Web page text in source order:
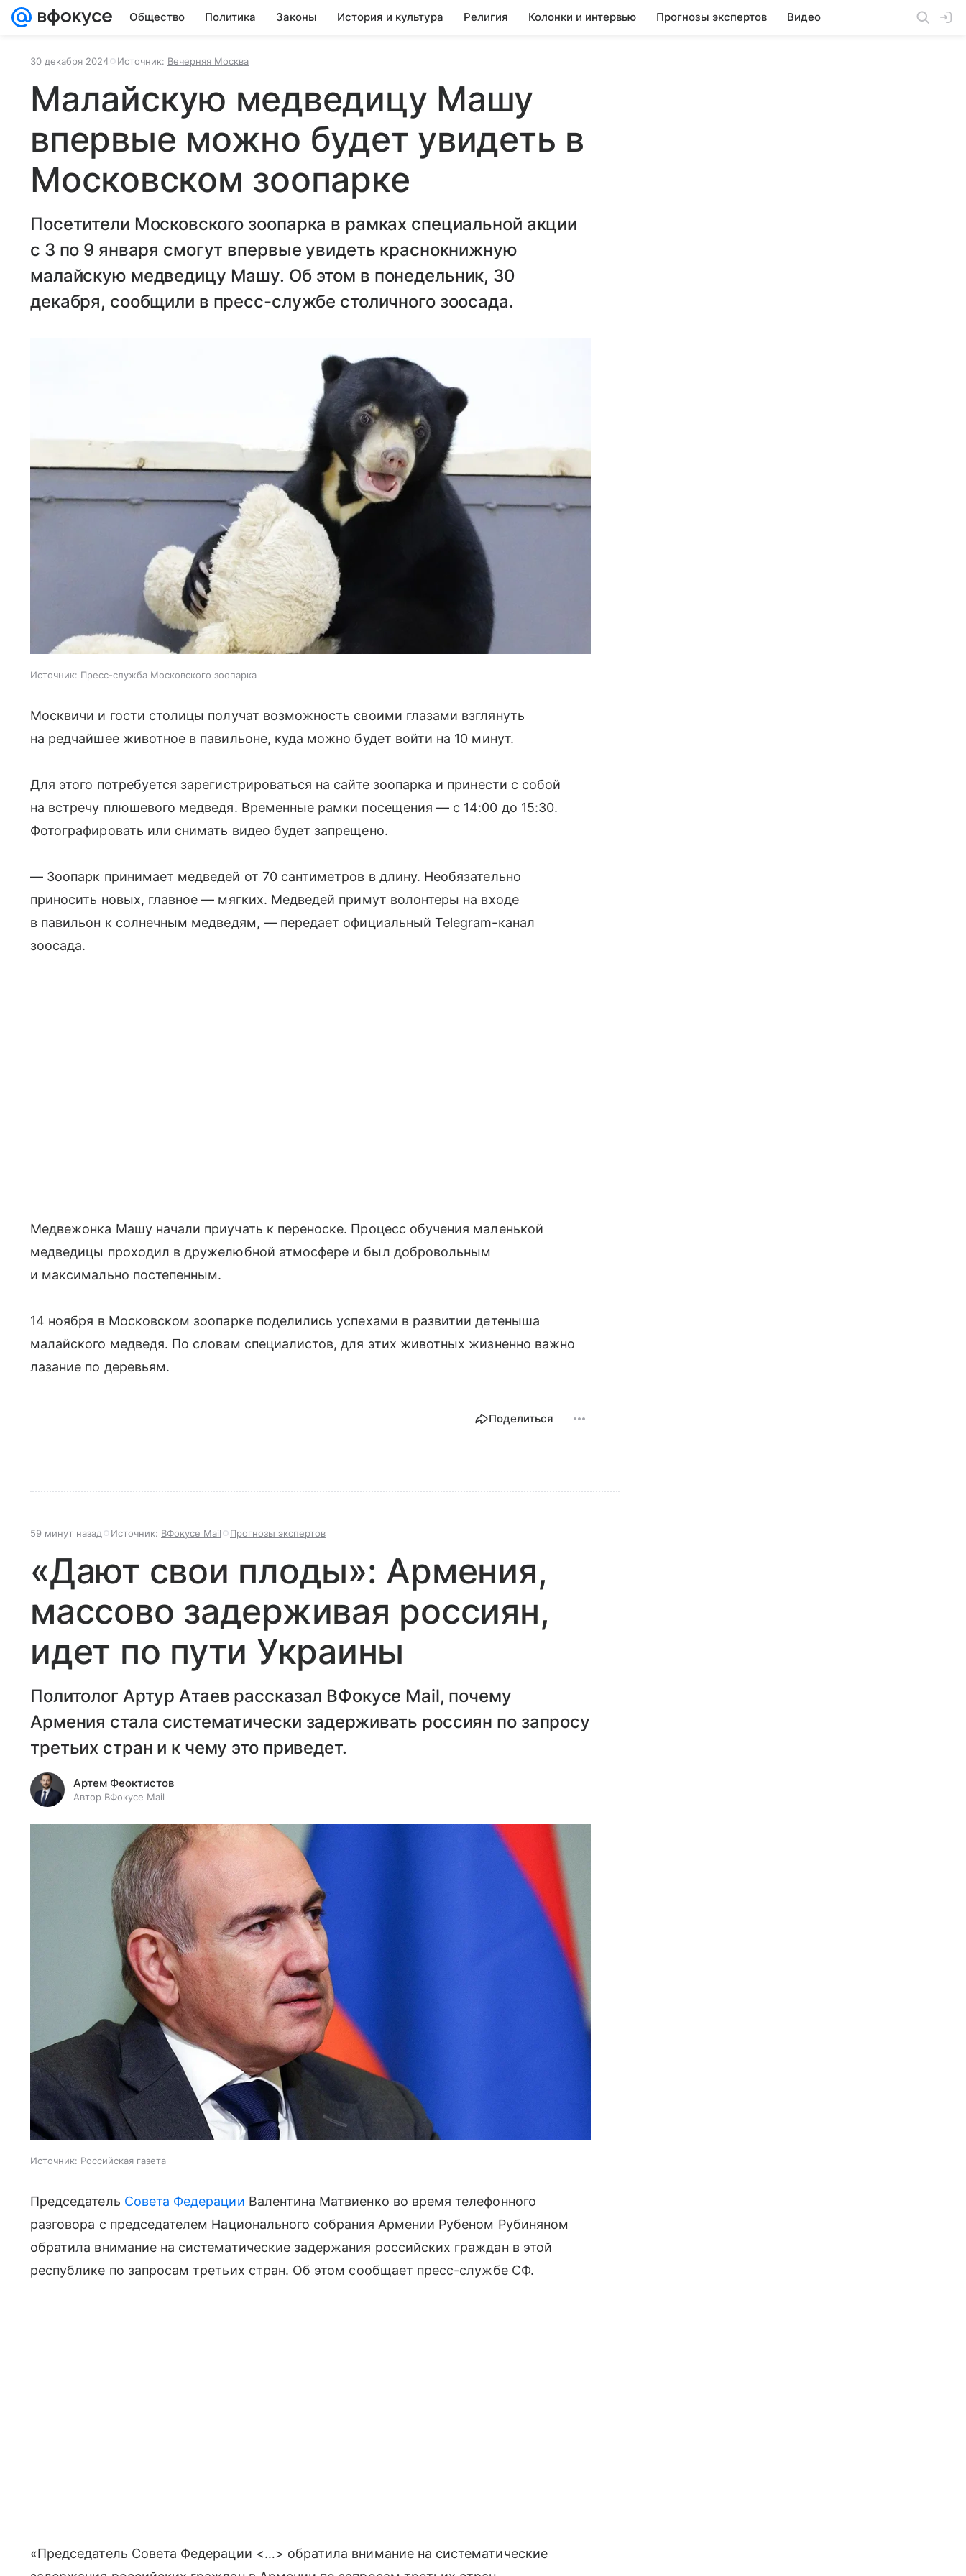
Общество Политика Законы История и культура Религия Колонки и интервью Прогнозы экспертов Видео
30 декабря 2024 Источник: Вечерняя Москва
Малайскую медведицу Машу
впервые можно будет увидеть в
Московском зоопарке
Посетители Московского зоопарка в рамках специальной акции
с 3 по 9 января смогут впервые увидеть краснокнижную
малайскую медведицу Машу. Об этом в понедельник, 30
декабря, сообщили в пресс-службе столичного зоосада.
Источник: Пресс-служба Московского зоопарка
Москвичи и гости столицы получат возможность своими глазами взглянуть
на редчайшее животное в павильоне, куда можно будет войти на 10 минут.
Для этого потребуется зарегистрироваться на сайте зоопарка и принести с собой
на встречу плюшевого медведя. Временные рамки посещения — с 14:00 до 15:30.
Фотографировать или снимать видео будет запрещено.
— Зоопарк принимает медведей от 70 сантиметров в длину. Необязательно
приносить новых, главное — мягких. Медведей примут волонтеры на входе
в павильон к солнечным медведям, — передает официальный Telegram-канал
зоосада.
Медвежонка Машу начали приучать к переноске. Процесс обучения маленькой
медведицы проходил в дружелюбной атмосфере и был добровольным
и максимально постепенным.
14 ноября в Московском зоопарке поделились успехами в развитии детеныша
малайского медведя. По словам специалистов, для этих животных жизненно важно
лазание по деревьям.
Поделиться
59 минут назад Источник: ВФокусе Mail Прогнозы экспертов
«Дают свои плоды»: Армения,
массово задерживая россиян,
идет по пути Украины
Политолог Артур Атаев рассказал ВФокусе Mail, почему
Армения стала систематически задерживать россиян по запросу
третьих стран и к чему это приведет.
Артем Феоктистов
Автор ВФокусе Mail
Источник: Российская газета
Председатель Совета Федерации Валентина Матвиенко во время телефонного
разговора с председателем Национального собрания Армении Рубеном Рубиняном
обратила внимание на систематические задержания российских граждан в этой
республике по запросам третьих стран. Об этом сообщает пресс-службе СФ.
«Председатель Совета Федерации <…> обратила внимание на систематические